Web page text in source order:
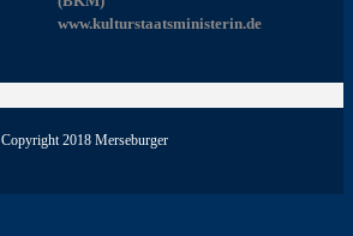
www.kulturstaatsministerin.de
Copyright 2018 Merseburger